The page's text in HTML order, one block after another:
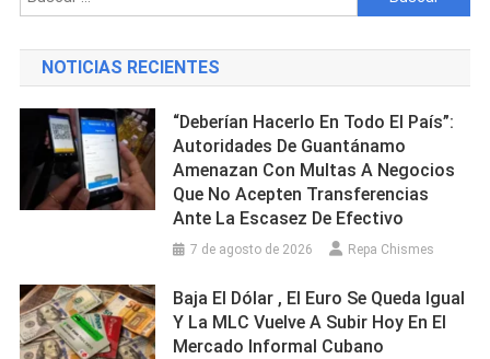
Un
Charco
Habana
NOTICIAS RECIENTES
“Deberían Hacerlo En Todo El País”:
Autoridades De Guantánamo
Amenazan Con Multas A Negocios
Que No Acepten Transferencias
Ante La Escasez De Efectivo
7 de agosto de 2026 Repa Chismes
Baja El Dólar , El Euro Se Queda Igual
Y La MLC Vuelve A Subir Hoy En El
Mercado Informal Cubano